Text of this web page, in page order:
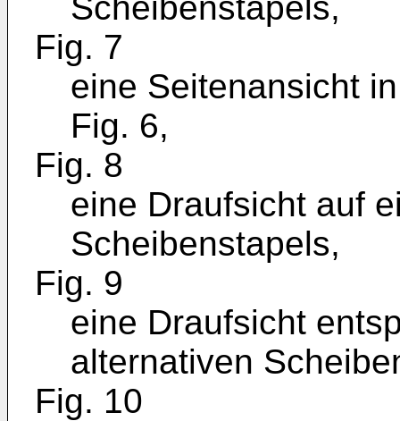
Fig. 7
eine Seitenansicht
Fig. 6,
Fig. 8
eine Draufsicht auf
Scheibenstapels,
Fig. 9
eine Draufsicht
alternativen
Fig. 10